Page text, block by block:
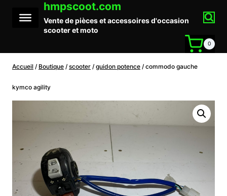
contenu
hmpscoot.com
Vente de pièces et accessoires d'occasion
scooter et moto
0
Accueil / Boutique / scooter / guidon potence / commodo gauche
kymco agility